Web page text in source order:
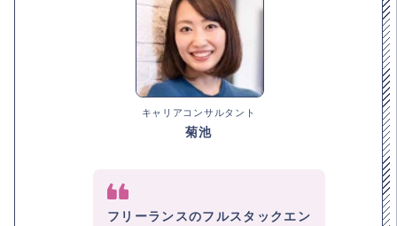
キャリアコンサルタント
菊池
フリーランスのフルスタックエン